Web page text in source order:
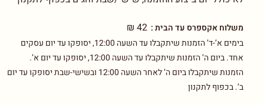
משלוח אקספרס עד הבית : 42 ₪
בימים א’-ד’ הזמנות שיתקבלו עד השעה 12:00, יסופקו עד יום עסקים
אחד. ביום ה’ הזמנות שיתקבלו עד השעה 12:00, יסופקו עד יום א’.
הזמנות שיתקבלו ביום ה’ לאחר השעה 12:00 ובשישי-שבת יסופקו עד יום
ב’. בכפוף לתקנון